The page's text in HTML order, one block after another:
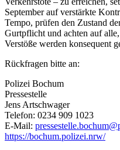
September auf verstärkte
Tempo, prüfen den Zustand
Gurtpflicht und achten auf
Verstöße werden konsequent
Rückfragen bitte an:
Polizei Bochum
Pressestelle
Jens Artschwager
Telefon: 0234 909 1023
E-Mail:
https://bochum.polizei.nrw/